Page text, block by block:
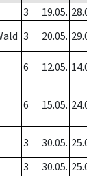
3 19.05.
3 20.05.
6 12.05.
6 15.05.
3 30.05.
3 30.05.